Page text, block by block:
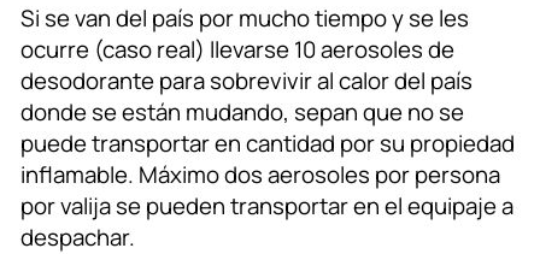
Si se van del país por mucho tiempo y se les
ocurre (caso real) llevarse 10 aerosoles de
desodorante para sobrevivir al calor del país
donde se están mudando, sepan que no se
puede transportar en cantidad por su propiedad
inflamable. Máximo dos aerosoles por persona
por valija se pueden transportar en el equipaje a
despachar.